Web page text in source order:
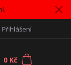
Přihlášení
0 Kč